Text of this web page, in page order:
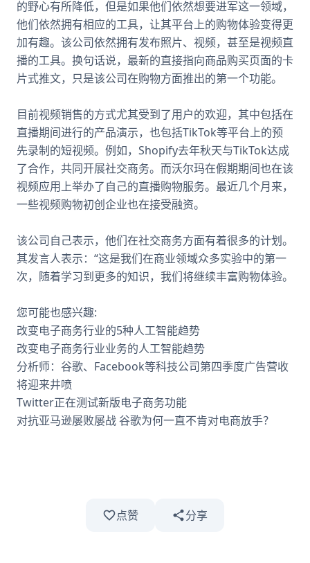
的野心有所降低，但是如果他们依然想要进军这一领域，
他们依然拥有相应的工具，让其平台上的购物体验变得更
加有趣。该公司依然拥有发布照片、视频，甚至是视频直
播的工具。换句话说，最新的直接指向商品购买页面的卡
片式推文，只是该公司在购物方面推出的第一个功能。
目前视频销售的方式尤其受到了用户的欢迎，其中包括在
直播期间进行的产品演示，也包括TikTok等平台上的预
先录制的短视频。例如，Shopify去年秋天与TikTok达成
了合作，共同开展社交商务。而沃尔玛在假期期间也在该
视频应用上举办了自己的直播购物服务。最近几个月来，
一些视频购物初创企业也在接受融资。
该公司自己表示，他们在社交商务方面有着很多的计划。
其发言人表示：“这是我们在商业领域众多实验中的第一
次，随着学习到更多的知识，我们将继续丰富购物体验。
您可能也感兴趣:
改变电子商务行业的5种人工智能趋势
改变电子商务行业业务的人工智能趋势
分析师：谷歌、Facebook等科技公司第四季度广告营收
将迎来井喷
Twitter正在测试新版电子商务功能
对抗亚马逊屡败屡战 谷歌为何一直不肯对电商放手？
点赞 分享